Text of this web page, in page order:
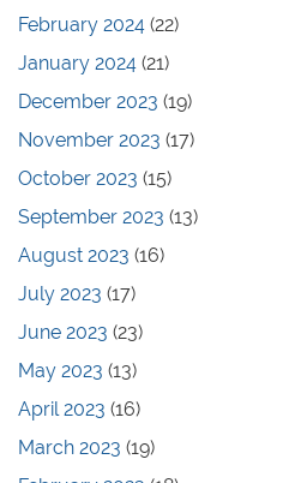
February 2024 (22)
January 2024 (21)
December 2023 (19)
November 2023 (17)
October 2023 (15)
September 2023 (13)
August 2023 (16)
July 2023 (17)
June 2023 (23)
May 2023 (13)
April 2023 (16)
March 2023 (19)